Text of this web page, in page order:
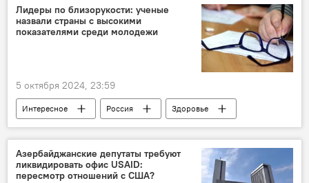
Лидеры по близорукости: ученые
назвали страны с высокими
показателями среди молодежи
5 октября 2024, 23:59
Интересное Россия
Здоровье
Болезнь
Зрение
Южная Корея
Япония
Исследование
Азербайджанские депутаты требуют
ликвидировать офис USAID:
пересмотр отношений с США?